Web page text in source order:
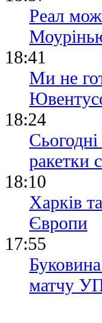
Реал
18:41
Ми не
18:24
ракетки
18:10
Харків
Європи
17:55
матчу